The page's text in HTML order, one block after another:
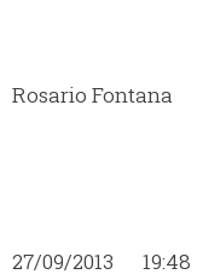
Rosario Fontana
27/09/2013 19:48